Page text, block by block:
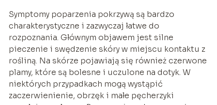
Symptomy poparzenia pokrzywą są bardzo
charakterystyczne i zazwyczaj łatwe do
rozpoznania. Głównym objawem jest silne
pieczenie i swędzenie skóry w miejscu kontaktu z
rośliną. Na skórze pojawiają się również czerwone
plamy, które są bolesne i uczulone na dotyk. W
niektórych przypadkach mogą wystąpić
zaczerwienienie, obrzęk i małe pęcherzyki